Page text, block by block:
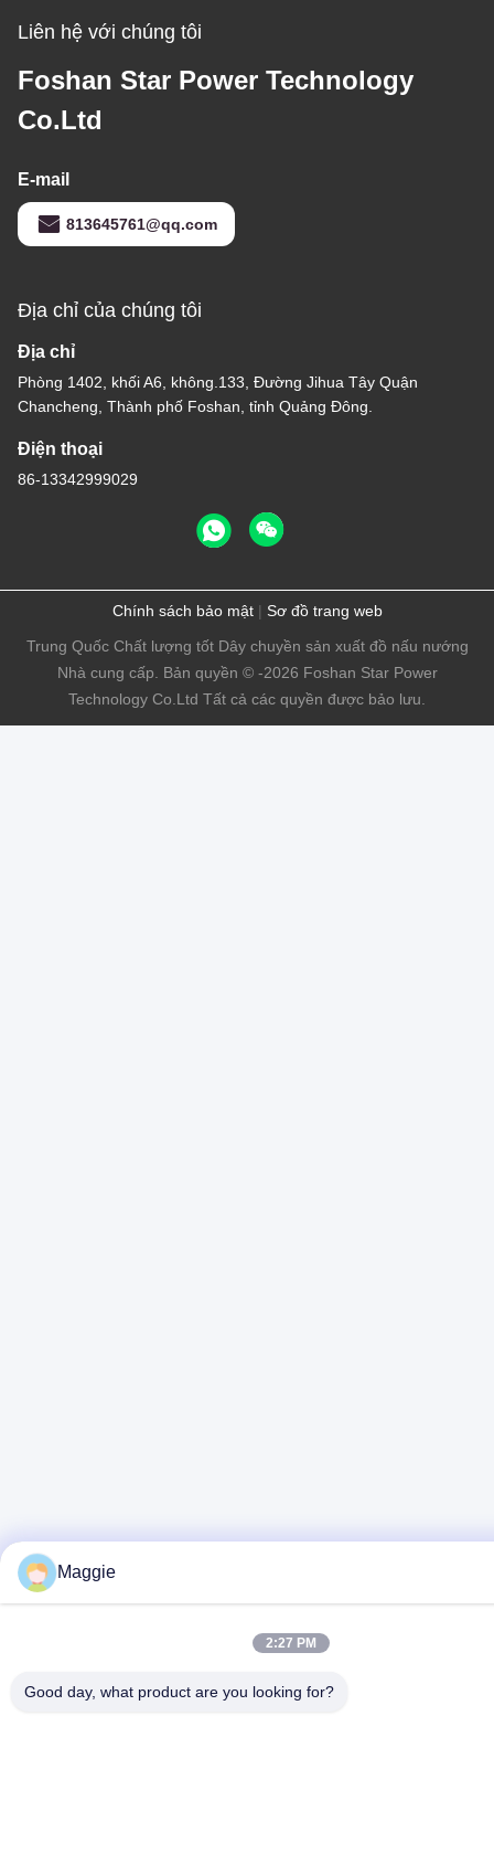
Liên hệ với chúng tôi
Foshan Star Power Technology
Co.Ltd
E-mail
813645761@qq.com
Địa chỉ của chúng tôi
Địa chỉ
Phòng 1402, khối A6, không.133, Đường Jihua Tây Quận
Chancheng, Thành phố Foshan, tỉnh Quảng Đông.
Điện thoại
86-13342999029
Chính sách bảo mật| Sơ đồ trang web
Trung Quốc Chất lượng tốt Dây chuyền sản xuất đồ nấu nướng
Nhà cung cấp. Bản quyền © -2026 Foshan Star Power
Technology Co.Ltd Tất cả các quyền được bảo lưu.
Maggie
2:27 PM
Good day, what product are you looking for?